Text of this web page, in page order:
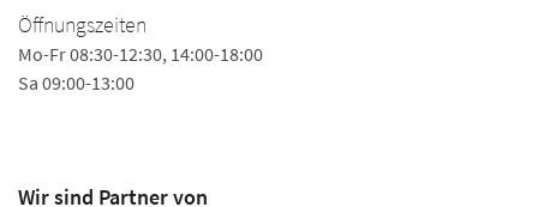
Öffnungszeiten
Mo-Fr 08:30-12:30, 14:00-18:00
Sa 09:00-13:00
Wir sind Partner von